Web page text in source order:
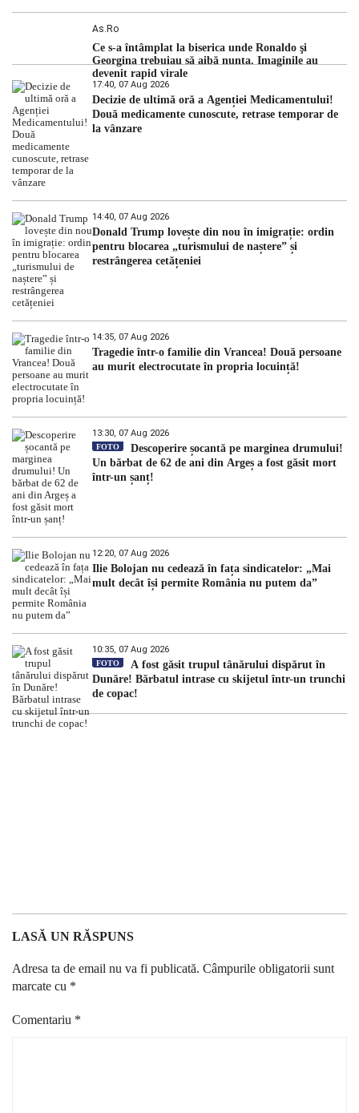
As.ro
Ce s-a întâmplat la biserica unde Ronaldo şi
Georgina trebuiau să aibă nunta. Imaginile au
devenit rapid virale
17:40, 07 Aug 2026
Decizie de ultimă oră a Agenției Medicamentului!
Două medicamente cunoscute, retrase temporar de
la vânzare
14:40, 07 Aug 2026
Donald Trump lovește din nou în imigrație: ordin
pentru blocarea „turismului de naștere” și
restrângerea cetățeniei
14:35, 07 Aug 2026
Tragedie într-o familie din Vrancea! Două persoane
au murit electrocutate în propria locuință!
13:30, 07 Aug 2026
FOTO
Descoperire șocantă pe marginea drumului!
Un bărbat de 62 de ani din Argeș a fost găsit mort
într-un șanț!
12:20, 07 Aug 2026
Ilie Bolojan nu cedează în fața sindicatelor: „Mai
mult decât își permite România nu putem da”
10:35, 07 Aug 2026
FOTO
A fost găsit trupul tânărului dispărut în
Dunăre! Bărbatul intrase cu skijetul într-un trunchi
de copac!
LASĂ UN RĂSPUNS
Adresa ta de email nu va fi publicată. Câmpurile obligatorii sunt
marcate cu *
Comentariu *